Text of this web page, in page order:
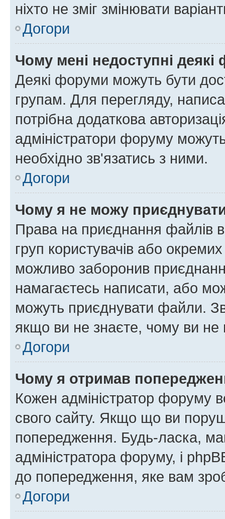
ніхто не зміг змінювати
Догори
Чому мені недоступні
Деякі форуми можуть бути
групам. Для перегляду,
потрібна додаткова
адміністратори форуму
необхідно зв'язатись з ними.
Догори
Чому я не можу
Права на приєднання файлів
груп користувачів або
можливо заборонив
намагаєтесь написати, або
можуть приєднувати файли.
якщо ви не знаєте, чому ви
Догори
Чому я отримав
Кожен адміністратор форуму
свого сайту. Якщо що ви
попередження. Будь-ласка,
адміністратора форуму, і
до попередження, яке вам
Догори